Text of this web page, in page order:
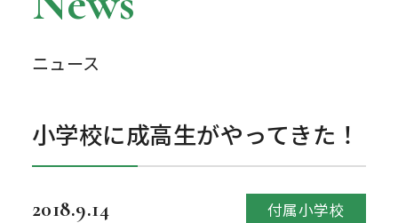
ニュース
小学校に成高生がやってきた！
2018.9.14 付属小学校